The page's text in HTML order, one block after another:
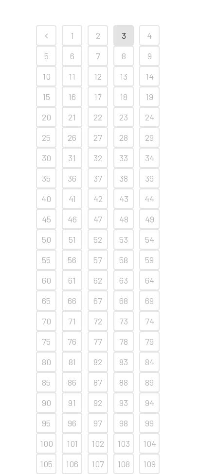
1 2 3
4
5
6 7 8
9
10
11 12 13
14
15
16 17 18
19
20
21 22 23
24
25
26 27 28
29
30
31 32 33
34
35
36 37 38
39
40
41 42 43
44
45
46 47 48
49
50
51 52 53
54
55
56 57 58
59
60
61 62 63
64
65
66 67 68
69
70
71 72 73
74
75
76 77 78
79
80
81 82 83
84
85
86 87 88
89
90
91 92 93
94
95
96 97 98
99
100
101 102 103
104
105
106 107 108
109